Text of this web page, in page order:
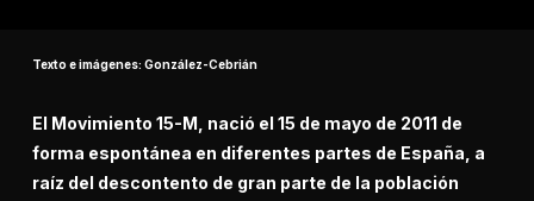
Texto e imágenes: González-Cebrián
El Movimiento 15-M, nació el 15 de mayo de 2011 de
forma espontánea en diferentes partes de España, a
raíz del descontento de gran parte de la población